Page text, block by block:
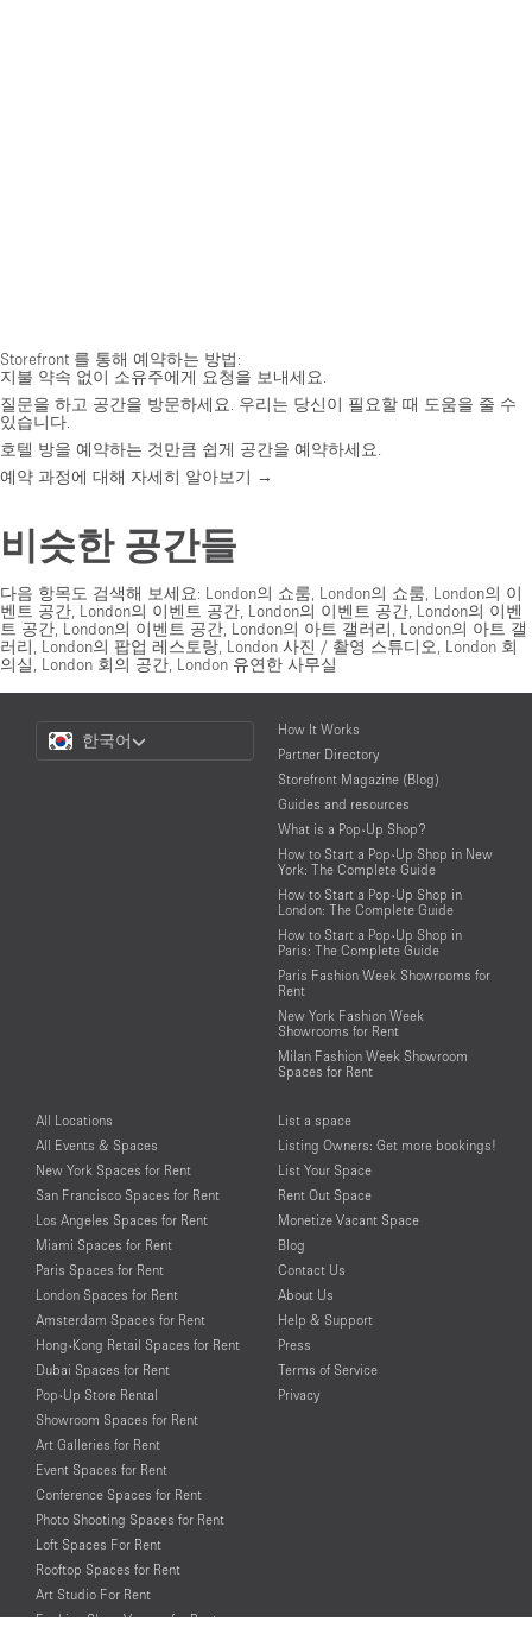
Storefront 를 통해 예약하는 방법:
지불 약속 없이 소유주에게 요청을 보내세요.
질문을 하고 공간을 방문하세요. 우리는 당신이 필요할 때 도움을 줄 수
있습니다.
호텔 방을 예약하는 것만큼 쉽게 공간을 예약하세요.
예약 과정에 대해 자세히 알아보기 →
비슷한 공간들
다음 항목도 검색해 보세요: London의 쇼룸 London의 쇼룸 London의 이
벤트 공간 London의 이벤트 공간 London의 이벤트 공간 London의 이벤
트 공간 London의 이벤트 공간 London의 아트 갤러리
London의 아트 갤
러리
London의 팝업 레스토랑 London 사진 / 촬영 스튜디오
London 회
의실
London 회의 공간 London 유연한 사무실
Choose
Language
한국어
How It Works
Partner Directory
Storefront Magazine (Blog)
Guides and resources
What is a Pop-Up Shop?
How to Start a Pop-Up Shop in New
York: The Complete Guide
How to Start a Pop-Up Shop in
London: The Complete Guide
How to Start a Pop-Up Shop in
Paris: The Complete Guide
Paris Fashion Week Showrooms for
Rent
New York Fashion Week
Showrooms for Rent
Milan Fashion Week Showroom
Spaces for Rent
All Locations
All Events & Spaces
New York Spaces for Rent
San Francisco Spaces for Rent
Los Angeles Spaces for Rent
Miami Spaces for Rent
Paris Spaces for Rent
London Spaces for Rent
Amsterdam Spaces for Rent
Hong-Kong Retail Spaces for Rent
Dubai Spaces for Rent
Pop-Up Store Rental
Showroom Spaces for Rent
Art Galleries for Rent
Event Spaces for Rent
Conference Spaces for Rent
Photo Shooting Spaces for Rent
Loft Spaces For Rent
Rooftop Spaces for Rent
Art Studio For Rent
Fashion Show Venues for Rent
List a space
Listing Owners: Get more bookings!
List Your Space
Rent Out Space
Monetize Vacant Space
Blog
Contact Us
About Us
Help & Support
Press
Terms of Service
Privacy